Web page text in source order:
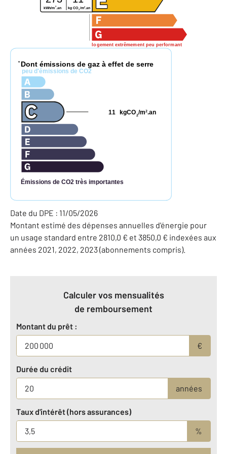
logement extrêmement peu performant
kWh/m2.an kg CO2/m2 .an
* Dont émissions de gaz à effet de serre
peu d'émissions de CO2
Émissions de CO2 très importantes
kgCO2/m2.an
11
Date du DPE : 11/05/2026
Montant estimé des dépenses annuelles d'énergie pour
un usage standard entre 2810,0 € et 3850,0 € indexées aux
années 2021, 2022, 2023 (abonnements compris).
Calculer vos mensualités
de remboursement
Montant du prêt :
€
Durée du crédit
années
Taux d'intérêt (hors assurances)
%